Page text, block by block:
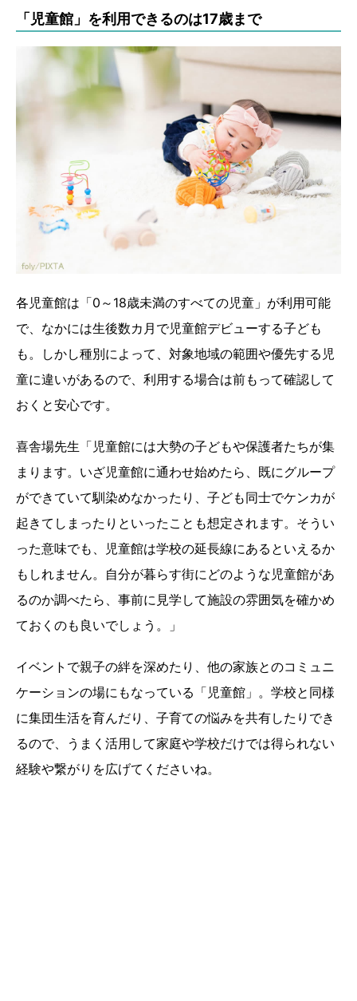
「児童館」を利用できるのは17歳まで
各児童館は「0～18歳未満のすべての児童」が利用可能
で、なかには生後数カ月で児童館デビューする子ども
も。しかし種別によって、対象地域の範囲や優先する児
童に違いがあるので、利用する場合は前もって確認して
おくと安心です。
喜舎場先生「児童館には大勢の子どもや保護者たちが集
まります。いざ児童館に通わせ始めたら、既にグループ
ができていて馴染めなかったり、子ども同士でケンカが
起きてしまったりといったことも想定されます。そうい
った意味でも、児童館は学校の延長線にあるといえるか
もしれません。自分が暮らす街にどのような児童館があ
るのか調べたら、事前に見学して施設の雰囲気を確かめ
ておくのも良いでしょう。」
イベントで親子の絆を深めたり、他の家族とのコミュニ
ケーションの場にもなっている「児童館」。学校と同様
に集団生活を育んだり、子育ての悩みを共有したりでき
るので、うまく活用して家庭や学校だけでは得られない
経験や繋がりを広げてくださいね。